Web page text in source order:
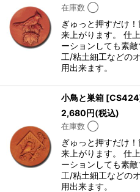
在庫数 ◯
ぎゅっと押すだけ
来上がります。 仕
ーションしても素
工/粘土細工などの
用出来ます。
小鳥と巣箱 [CS424
2,680円(税込)
在庫数 ◯
ぎゅっと押すだけ
来上がります。 仕
ーションしても素
工/粘土細工などの
用出来ます。